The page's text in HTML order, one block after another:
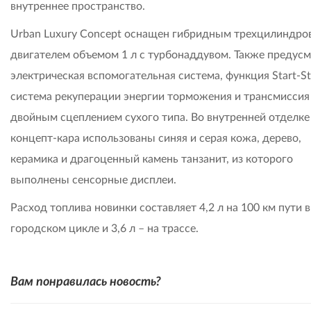
внутреннее пространство.
Urban Luxury Concept оснащен гибридным
двигателем объемом 1 л c турбонаддувом. Также
электрическая вспомогательная система, функция Start-
система рекуперации энергии торможения и трансмиссия
двойным сцеплением сухого типа. Во внутренней отделке
концепт-кара использованы синяя и серая кожа, дерево,
керамика и драгоценный камень танзанит, из которого
выполнены сенсорные дисплеи.
Расход топлива новинки составляет 4,2 л на 100 км пути в
городском цикле и 3,6 л – на трассе.
Вам понравилась новость?